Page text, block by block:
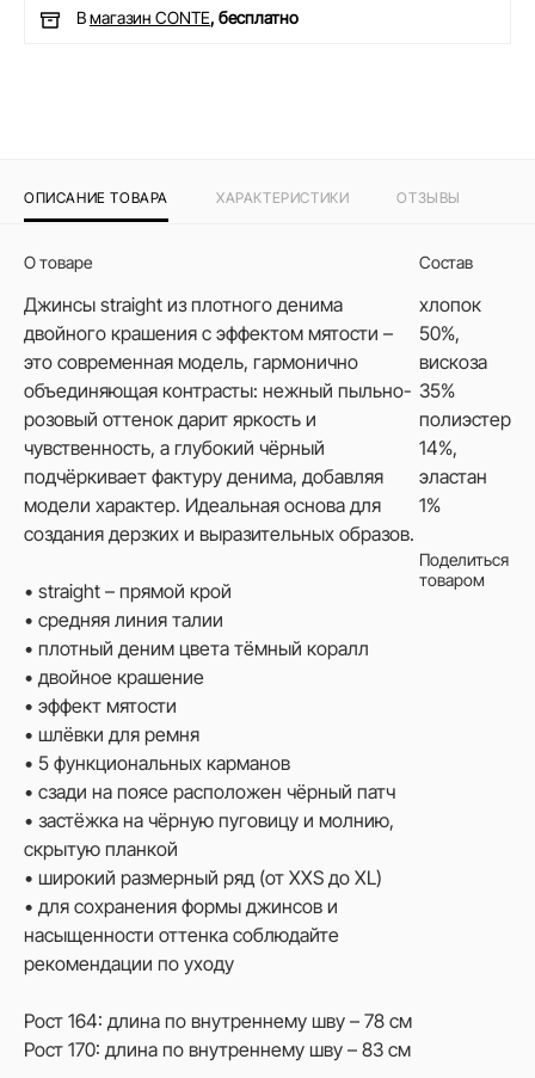
Вмагазин CONTE, бесплатно
ОПИСАНИЕ ТОВАРА ХАРАКТЕРИСТИКИ ОТЗЫВЫ
О товаре
Джинсы straight из плотного денима
двойного крашения с эффектом мятости –
это современная модель, гармонично
объединяющая контрасты: нежный пыльно-
розовый оттенок дарит яркость и
чувственность, а глубокий чёрный
подчёркивает фактуру денима, добавляя
модели характер. Идеальная основа для
создания дерзких и выразительных образов.
• straight – прямой крой
• средняя линия талии
• плотный деним цвета тёмный коралл
• двойное крашение
• эффект мятости
• шлёвки для ремня
• 5 функциональных карманов
• сзади на поясе расположен чёрный патч
• застёжка на чёрную пуговицу и молнию,
скрытую планкой
• широкий размерный ряд (от XXS до XL)
• для сохранения формы джинсов и
насыщенности оттенка соблюдайте
рекомендации по уходу
Рост 164: длина по внутреннему шву – 78 см
Рост 170: длина по внутреннему шву – 83 см
Состав
хлопок
50%,
вискоза
35%
полиэстер
14%,
эластан
1%
Поделиться
товаром